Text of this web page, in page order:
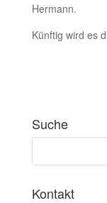
Hermann.
Künftig wird es
Suche
Kontakt